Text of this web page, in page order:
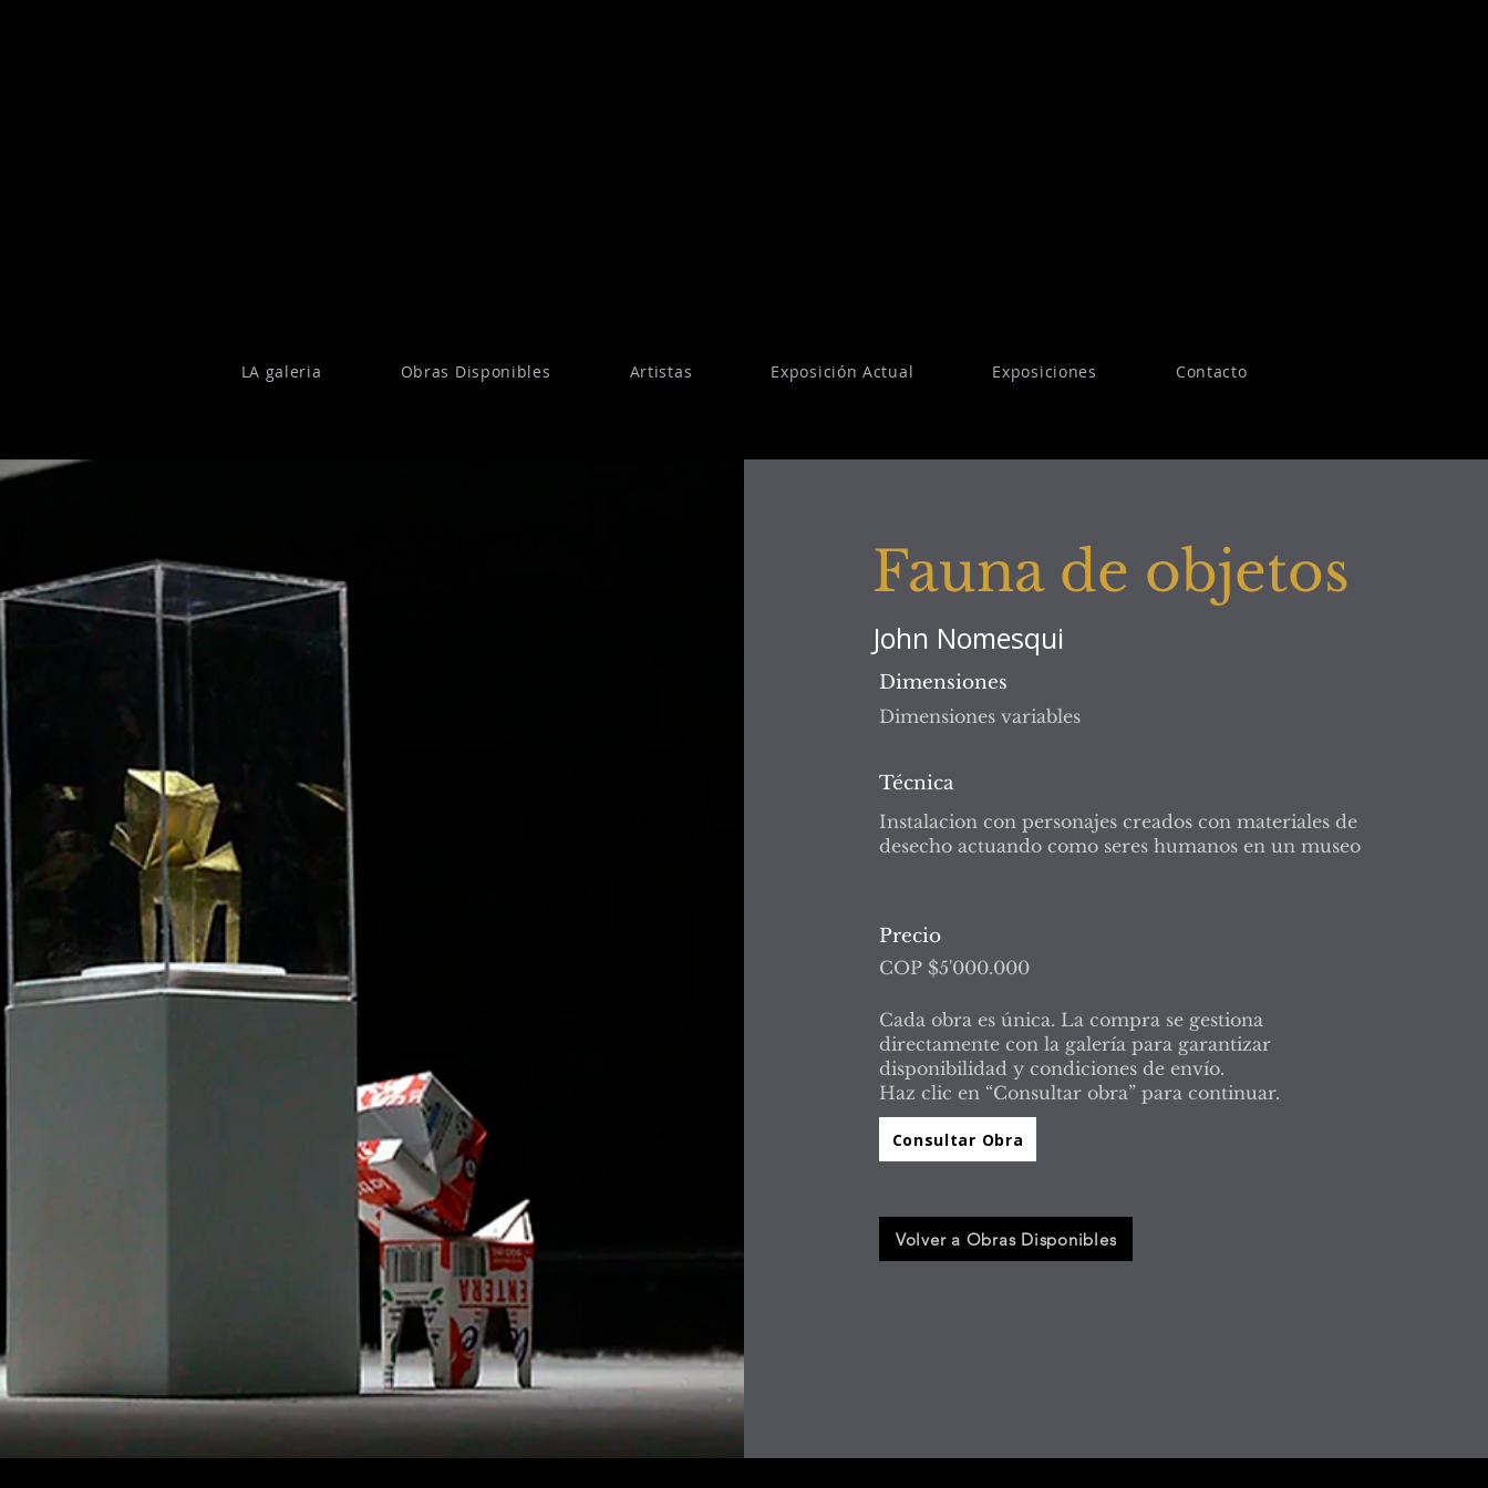
LA galeria Obras Disponibles Artistas Exposición Actual Exposiciones Contacto
Fauna de objetos
John Nomesqui
Dimensiones
Dimensiones variables
Técnica
Instalacion con personajes creados con materiales de
desecho actuando como seres humanos en un museo
Precio
COP $5'000.000
Cada obra es única. La compra se gestiona
directamente con la galería para garantizar
disponibilidad y condiciones de envío.
Haz clic en “Consultar obra” para continuar.
Consultar Obra
Volver a Obras Disponibles